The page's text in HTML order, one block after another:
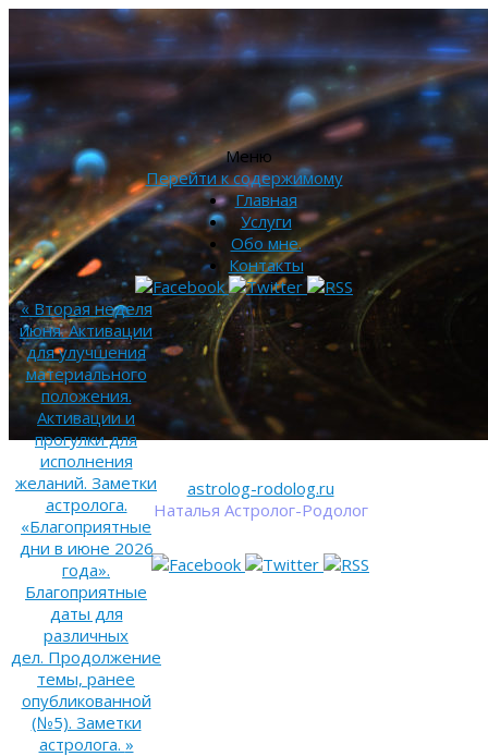
astrolog-rodolog.ru
Наталья Астролог-Родолог
Меню
Перейти к содержимому
Главная
Услуги
Обо мне.
Контакты
«Вторая неделя
июня. Активации
для улучшения
материального
положения.
Активации и
прогулки для
исполнения
желаний. Заметки
астролога.
«Благоприятные
дни в июне 2026
года».
Благоприятные
даты для
различных
дел. Продолжение
темы, ранее
опубликованной
(№5). Заметки
астролога. »